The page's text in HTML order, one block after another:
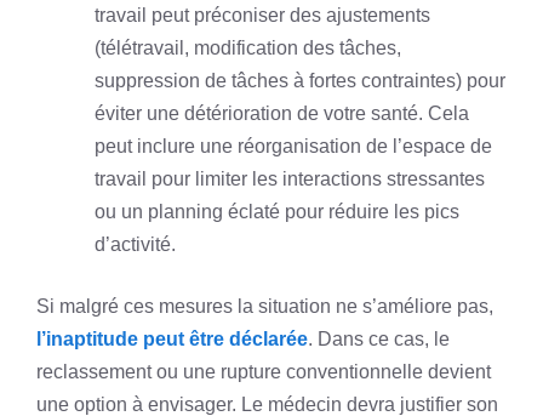
travail peut préconiser des ajustements
(télétravail, modification des tâches,
suppression de tâches à fortes contraintes) pour
éviter une détérioration de votre santé. Cela
peut inclure une réorganisation de l’espace de
travail pour limiter les interactions stressantes
ou un planning éclaté pour réduire les pics
d’activité.
Si malgré ces mesures la situation ne s’améliore pas,
l’inaptitude peut être déclarée. Dans ce cas, le
reclassement ou une rupture conventionnelle devient
une option à envisager. Le médecin devra justifier son